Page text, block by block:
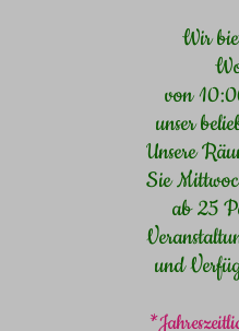
Wir
von
unser
Unsere
Sie
ab 25
und